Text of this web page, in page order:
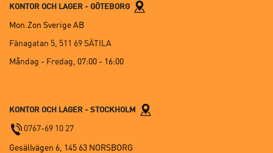
KONTOR OCH LAGER - GÖTEBORG
Mon.Zon Sverige AB
Fänagatan 5, 511 69 SÄTILA
Måndag - Fredag, 07:00 - 16:00
KONTOR OCH LAGER - STOCKHOLM
0767-69 10 27
Gesällvägen 6, 145 63 NORSBORG